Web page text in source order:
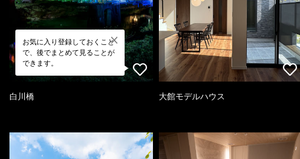
お気に入り登録しておくこと
で、後でまとめて見ることが
できます。
白川橋 大館モデルハウス